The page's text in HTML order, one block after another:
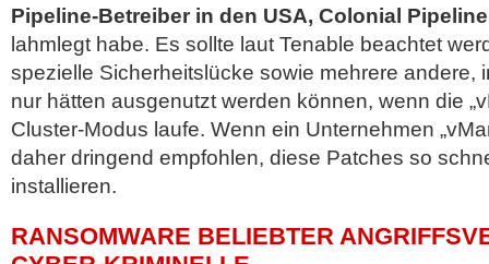
Pipeline-Betreiber in den USA, Colonial Pipeline
lahmlegt habe. Es sollte laut Tenable beachtet
spezielle Sicherheitslücke sowie mehrere andere,
nur hätten ausgenutzt werden können, wenn die
Cluster-Modus laufe. Wenn ein Unternehmen
daher dringend empfohlen, diese Patches so
installieren.
RANSOMWARE BELIEBTER